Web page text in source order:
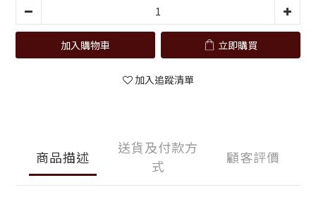
加入購物車 立即購買
加入追蹤清單
商品描述
送貨及付款方
式
顧客評價